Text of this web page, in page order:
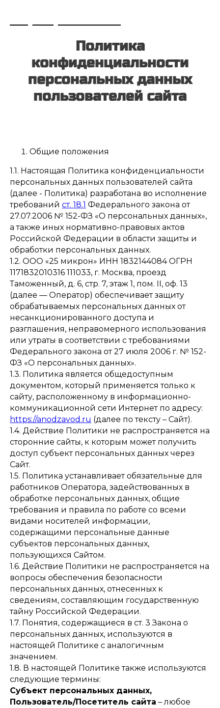
Политика
конфиденциальности
персональных данных
пользователей сайта
Общие положения
1.1. Настоящая Политика конфиденциальности
персональных данных пользователей сайта
(далее - Политика) разработана во исполнение
требований ст. 18.1 Федерального закона от
27.07.2006 № 152-ФЗ «О персональных данных»,
а также иных нормативно-правовых актов
Российской Федерации в области защиты и
обработки персональных данных.
1.2. ООО «25 микрон» ИНН 1832144084 ОГРН
1171832010316 111033, г. Москва, проезд
Таможенный, д. 6, стр. 7, этаж 1, пом. II, оф. 13
(далее — Оператор) обеспечивает защиту
обрабатываемых персональных данных от
несанкционированного доступа и
разглашения, неправомерного использования
или утраты в соответствии с требованиями
Федерального закона от 27 июля 2006 г. № 152-
ФЗ «О персональных данных».
1.3. Политика является общедоступным
документом, который применяется только к
сайту, расположенному в информационно-
коммуникационной сети Интернет по адресу:
https://anodzavod.ru (далее по тексту – Сайт).
1.4. Действие Политики не распространяется на
сторонние сайты, к которым может получить
доступ субъект персональных данных через
Сайт.
1.5. Политика устанавливает обязательные для
работников Оператора, задействованных в
обработке персональных данных, общие
требования и правила по работе со всеми
видами носителей информации,
содержащими персональные данные
субъектов персональных данных,
пользующихся Сайтом.
1.6. Действие Политики не распространяется на
вопросы обеспечения безопасности
персональных данных, отнесенных к
сведениям, составляющим государственную
тайну Российской Федерации.
1.7. Понятия, содержащиеся в ст. 3 Закона о
персональных данных, используются в
настоящей Политике с аналогичным
значением.
1.8. В настоящей Политике также используются
следующие термины:
Субъект персональных данных,
Пользователь/Посетитель сайта – любое